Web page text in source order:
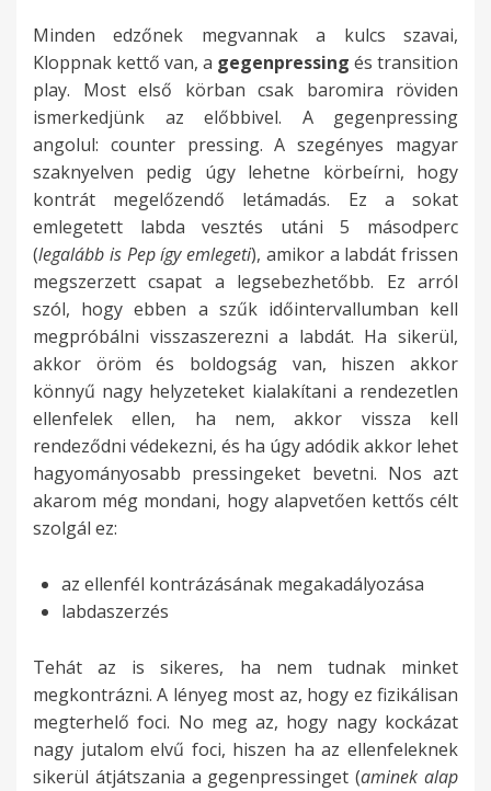
Minden edzőnek megvannak a kulcs szavai,
Kloppnak kettő van, a gegenpressing és transition
play. Most első körban csak baromira röviden
ismerkedjünk az előbbivel. A gegenpressing
angolul: counter pressing. A szegényes magyar
szaknyelven pedig úgy lehetne körbeírni, hogy
kontrát megelőzendő letámadás. Ez a sokat
emlegetett labda vesztés utáni 5 másodperc
(legalább is Pep így emlegeti), amikor a labdát frissen
megszerzett csapat a legsebezhetőbb. Ez arról
szól, hogy ebben a szűk időintervallumban kell
megpróbálni visszaszerezni a labdát. Ha sikerül,
akkor öröm és boldogság van, hiszen akkor
könnyű nagy helyzeteket kialakítani a rendezetlen
ellenfelek ellen, ha nem, akkor vissza kell
rendeződni védekezni, és ha úgy adódik akkor lehet
hagyományosabb pressingeket bevetni. Nos azt
akarom még mondani, hogy alapvetően kettős célt
szolgál ez:
az ellenfél kontrázásának megakadályozása
labdaszerzés
Tehát az is sikeres, ha nem tudnak minket
megkontrázni. A lényeg most az, hogy ez fizikálisan
megterhelő foci. No meg az, hogy nagy kockázat
nagy jutalom elvű foci, hiszen ha az ellenfeleknek
sikerül átjátszania a gegenpressinget (aminek alap